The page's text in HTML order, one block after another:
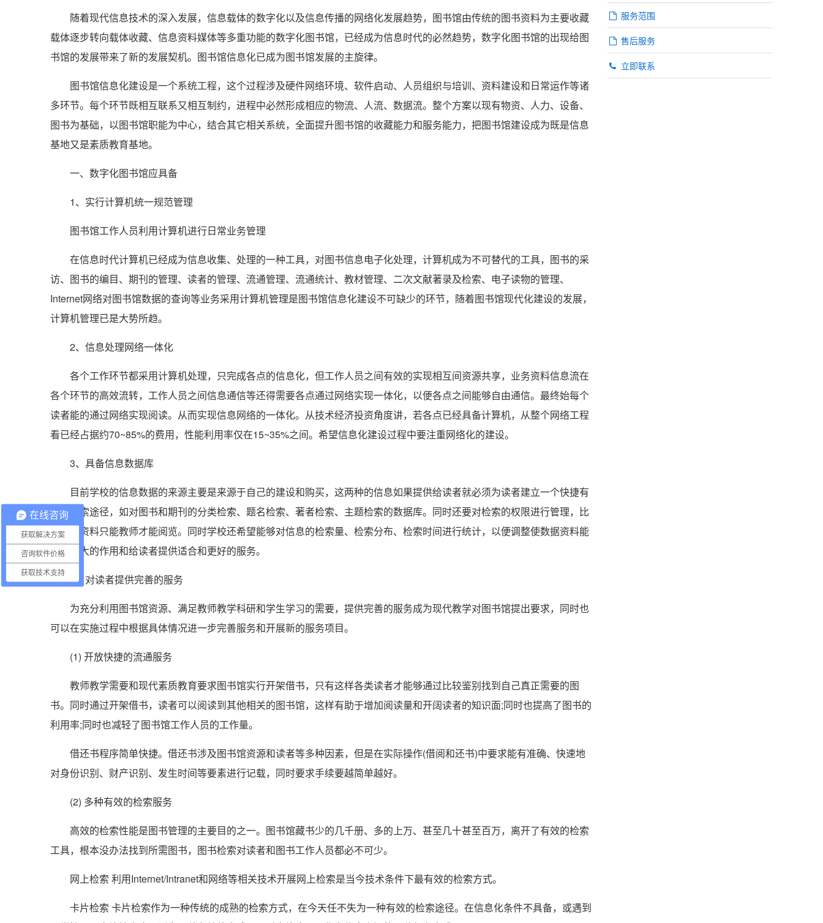
随着现代信息技术的深入发展，信息载体的数字化以及信息传播的网络化发展趋势，图书馆由传统的图书资料为主要收藏
载体逐步转向载体收藏、信息资料媒体等多重功能的数字化图书馆，已经成为信息时代的必然趋势，数字化图书馆的出现给图
书馆的发展带来了新的发展契机。图书馆信息化已成为图书馆发展的主旋律。
图书馆信息化建设是一个系统工程，这个过程涉及硬件网络环境、软件启动、人员组织与培训、资料建设和日常运作等诸
多环节。每个环节既相互联系又相互制约，进程中必然形成相应的物流、人流、数据流。整个方案以现有物资、人力、设备、
图书为基础，以图书馆职能为中心，结合其它相关系统，全面提升图书馆的收藏能力和服务能力，把图书馆建设成为既是信息
基地又是素质教育基地。
一、数字化图书馆应具备
1、实行计算机统一规范管理
图书馆工作人员利用计算机进行日常业务管理
在信息时代计算机已经成为信息收集、处理的一种工具，对图书信息电子化处理，计算机成为不可替代的工具，图书的采
访、图书的编目、期刊的管理、读者的管理、流通管理、流通统计、教材管理、二次文献著录及检索、电子读物的管理、
Internet网络对图书馆数据的查询等业务采用计算机管理是图书馆信息化建设不可缺少的环节，随着图书馆现代化建设的发展，
计算机管理已是大势所趋。
2、信息处理网络一体化
各个工作环节都采用计算机处理，只完成各点的信息化，但工作人员之间有效的实现相互间资源共享，业务资料信息流在
各个环节的高效流转，工作人员之间信息通信等还得需要各点通过网络实现一体化，以便各点之间能够自由通信。最终始每个
读者能的通过网络实现阅读。从而实现信息网络的一体化。从技术经济投资角度讲，若各点已经具备计算机，从整个网络工程
看已经占据约70~85%的费用，性能利用率仅在15~35%之间。希望信息化建设过程中要注重网络化的建设。
3、具备信息数据库
目前学校的信息数据的来源主要是来源于自己的建设和购买，这两种的信息如果提供给读者就必须为读者建立一个快捷有
效的检索途径，如对图书和期刊的分类检索、题名检索、著者检索、主题检索的数据库。同时还要对检索的权限进行管理，比
如有些资料只能教师才能阅览。同时学校还希望能够对信息的检索量、检索分布、检索时间进行统计，以便调整使数据资料能
发挥更大的作用和给读者提供适合和更好的服务。
4、对读者提供完善的服务
为充分利用图书馆资源、满足教师教学科研和学生学习的需要，提供完善的服务成为现代教学对图书馆提出要求，同时也
可以在实施过程中根据具体情况进一步完善服务和开展新的服务项目。
(1) 开放快捷的流通服务
教师教学需要和现代素质教育要求图书馆实行开架借书，只有这样各类读者才能够通过比较鉴别找到自己真正需要的图
书。同时通过开架借书，读者可以阅读到其他相关的图书馆，这样有助于增加阅读量和开阔读者的知识面;同时也提高了图书的
利用率;同时也减轻了图书馆工作人员的工作量。
借还书程序简单快捷。借还书涉及图书馆资源和读者等多种因素，但是在实际操作(借阅和还书)中要求能有准确、快速地
对身份识别、财产识别、发生时间等要素进行记载，同时要求手续要越简单越好。
(2) 多种有效的检索服务
高效的检索性能是图书管理的主要目的之一。图书馆藏书少的几千册、多的上万、甚至几十甚至百万，离开了有效的检索
工具，根本没办法找到所需图书，图书检索对读者和图书工作人员都必不可少。
网上检索 利用Internet/Intranet和网络等相关技术开展网上检索是当今技术条件下最有效的检索方式。
卡片检索 卡片检索作为一种传统的成熟的检索方式，在今天任不失为一种有效的检索途径。在信息化条件不具备，或遇到
服务范围
售后服务
立即联系
在线咨询
获取解决方案
咨询软件价格
获取技术支持